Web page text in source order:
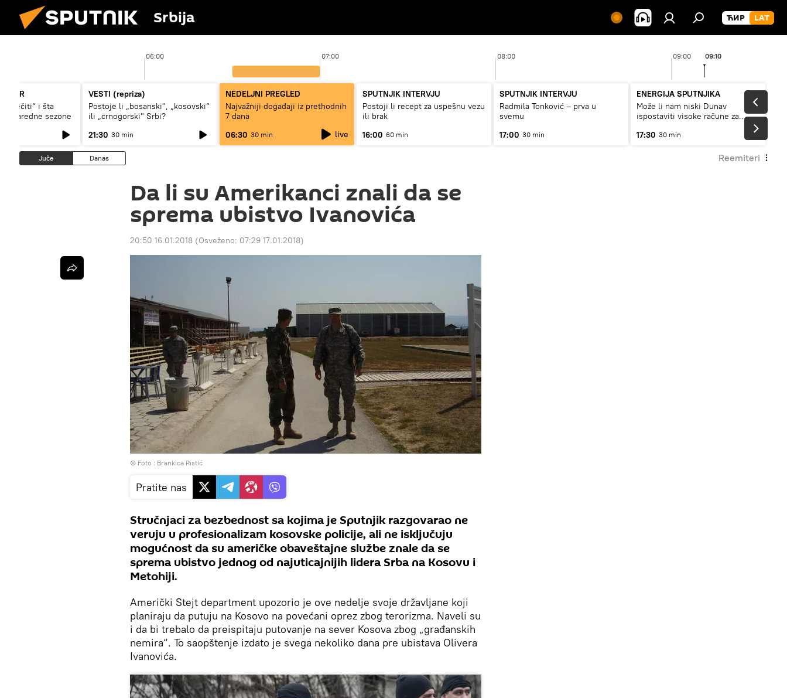
Srbija
06:00 07:00 08:00 09:00 09:10
„večiti“ i šta
naredne sezone
VESTI (repriza)
Postoje li „bosanski", „kosovski“
ili „crnogorski" Srbi?
21:30 30 min
NEDELJNI PREGLED
Najvažniji događaji iz prethodnih
7 dana
06:30 30 min live
SPUTNJIK INTERVJU
Postoji li recept za uspešnu vezu
ili brak
16:00 60 min
SPUTNJIK INTERVJU
Radmila Tonković – prva u
svemu
17:00 30 min
ENERGIJA SPUTNJIKA
Može li nam niski Dunav
ispostaviti visoke račune za
17:30 30 min
Juče Danas Reemiteri
Da li su Amerikanci znali da se
sprema ubistvo Ivanovića
20:50 16.01.2018 (Osveženo: 07:29 17.01.2018)
© Foto : Brankica Ristić
Pratite nas
Stručnjaci za bezbednost sa kojima je Sputnjik razgovarao ne
veruju u profesionalizam kosovske policije, ali ne isključuju
mogućnost da su američke obaveštajne službe znale da se
sprema ubistvo jednog od najuticajnijih lidera Srba na Kosovu i
Metohiji.
Američki Stejt department upozorio je ove nedelje svoje državljane koji
planiraju da putuju na Kosovo na povećani oprez zbog terorizma. Naveli su
i da bi trebalo da preispitaju putovanje na sever Kosova zbog „građanskih
nemira“. To saopštenje izdato je svega nekoliko dana pre ubistava Olivera
Ivanovića.